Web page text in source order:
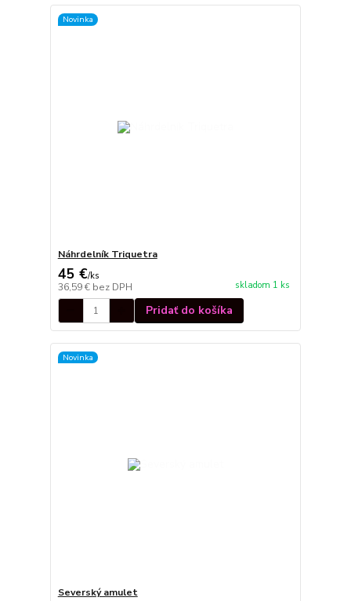
Novinka
Náhrdelník Triquetra
45 €/ks
36,59 € bez DPH skladom 1 ks
Pridať do košíka
Novinka
Severský amulet